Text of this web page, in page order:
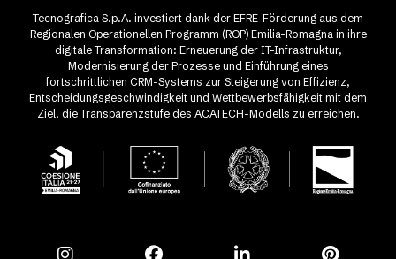
Tecnografica S.p.A. investiert dank der EFRE-Förderung aus dem
Regionalen Operationellen Programm (ROP) Emilia-Romagna in ihre
digitale Transformation: Erneuerung der IT-Infrastruktur,
Modernisierung der Prozesse und Einführung eines
fortschrittlichen CRM-Systems zur Steigerung von Effizienz,
Entscheidungsgeschwindigkeit und Wettbewerbsfähigkeit mit dem
Ziel, die Transparenzstufe des ACATECH-Modells zu erreichen.